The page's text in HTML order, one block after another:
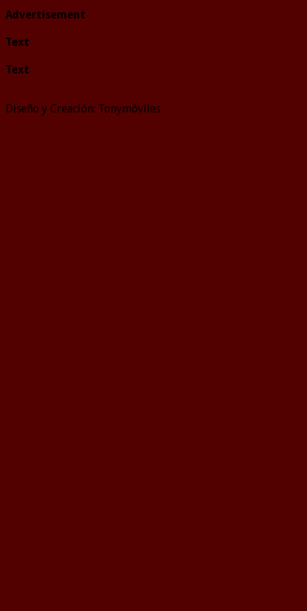
Advertisement
Text
Text
Diseño y Creación: Tonymóviles